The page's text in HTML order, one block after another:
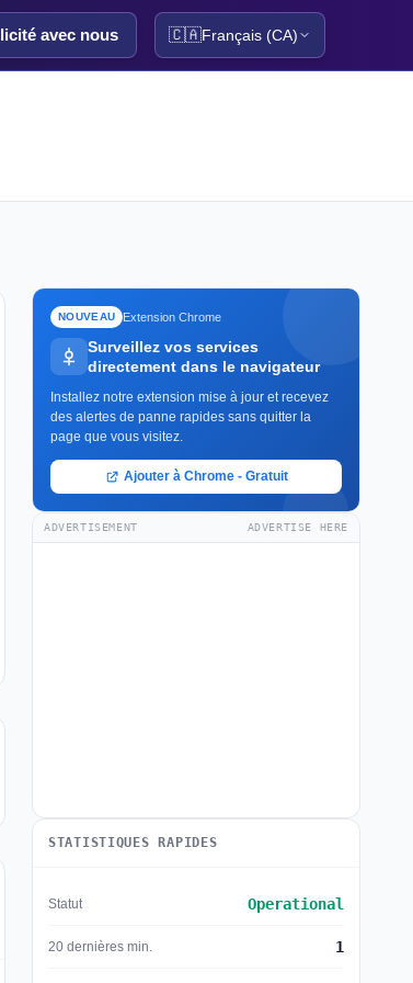
avec nous 🇨🇦Français (CA)
NOUVEAU Extension Chrome
Surveillez vos services
directement dans le navigateur
Installez notre extension mise à jour et recevez
des alertes de panne rapides sans quitter la
page que vous visitez.
Ajouter à Chrome - Gratuit
ADVERTISEMENT ADVERTISE HERE
STATISTIQUES RAPIDES
Statut Operational
20 dernières min. 1